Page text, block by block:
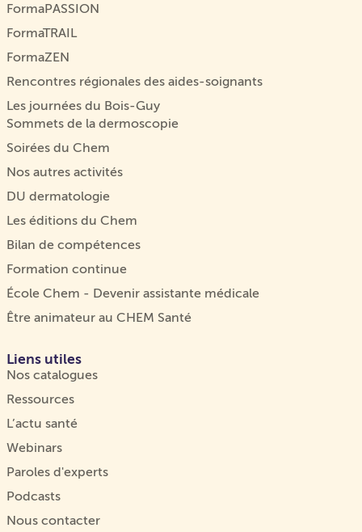
FormaPASSION
FormaTRAIL
FormaZEN
Rencontres régionales des aides-soignants
Les journées du Bois-Guy
Sommets de la dermoscopie
Soirées du Chem
Nos autres activités
DU dermatologie
Les éditions du Chem
Bilan de compétences
Formation continue
École Chem - Devenir assistante médicale
Être animateur au CHEM Santé
Liens utiles
Nos catalogues
Ressources
L’actu santé
Webinars
Paroles d'experts
Podcasts
Nous contacter